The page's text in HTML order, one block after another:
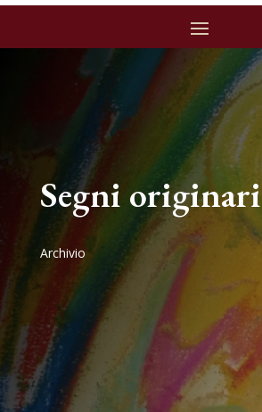
Segni originari
Archivio